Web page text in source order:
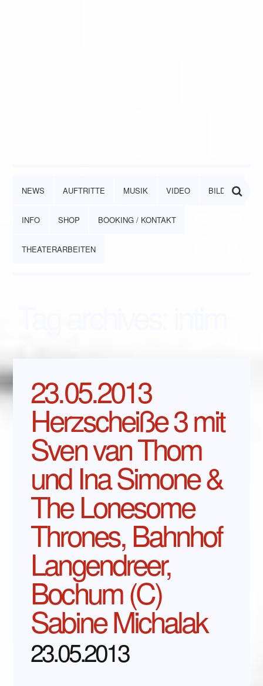
NEWS AUFTRITTE MUSIK VIDEO BILDER
INFO SHOP BOOKING / KONTAKT
THEATERARBEITEN
23.05.2013
Herzscheiße 3 mit
Sven van Thom
und Ina Simone &
The Lonesome
Thrones, Bahnhof
Langendreer,
Bochum (C)
Sabine Michalak
23.05.2013